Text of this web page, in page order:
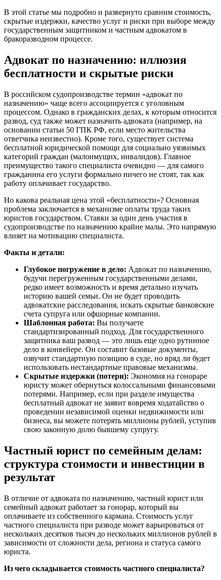
В этой статье мы подробно и развернуто сравним стоимость,
скрытые издержки, качество услуг и риски при выборе между
государственным защитником и частным адвокатом в
бракоразводном процессе.
Адвокат по назначению: иллюзия
бесплатности и скрытые риски
В российском судопроизводстве термин «адвокат по
назначению» чаще всего ассоциируется с уголовным
процессом. Однако в гражданских делах, к которым относится
развод, суд также может назначить адвоката (например, на
основании статьи 50 ГПК РФ, если место жительства
ответчика неизвестно). Кроме того, существует система
бесплатной юридической помощи для социально уязвимых
категорий граждан (малоимущих, инвалидов). Главное
преимущество такого специалиста очевидно — для самого
гражданина его услуги формально ничего не стоят, так как
работу оплачивает государство.
Но какова реальная цена этой «бесплатности»? Основная
проблема заключается в механизме оплаты труда таких
юристов государством. Ставки за один день участия в
судопроизводстве по назначению крайне малы. Это напрямую
влияет на мотивацию специалиста.
Факты и детали:
Глубокое погружение в дело: Адвокат по назначению,
будучи перегруженным государственными делами,
редко имеет возможность и время детально изучать
историю вашей семьи. Он не будет проводить
адвокатские расследования, искать скрытые банковские
счета супруга или офшорные компании.
Шаблонная работа: Вы получаете
стандартизированный подход. Для государственного
защитника ваш развод — это лишь еще одно рутинное
дело в конвейере. Он составит базовые документы,
озвучит стандартную позицию в суде, но вряд ли будет
использовать нестандартные правовые механизмы.
Скрытые издержки (потери): Экономия на гонораре
юристу может обернуться колоссальными финансовыми
потерями. Например, если при разделе имущества
бесплатный адвокат не заявит вовремя ходатайство о
проведении независимой оценки недвижимости или
бизнеса, вы можете потерять миллионы рублей, уступив
свою законную долю бывшему супругу.
Частный юрист по семейным делам:
структура стоимости и инвестиции в
результат
В отличие от адвоката по назначению, частный юрист или
семейный адвокат работает за гонорар, который вы
оплачиваете из собственного кармана. Стоимость услуг
частного специалиста при разводе может варьироваться от
нескольких десятков тысяч до нескольких миллионов рублей в
зависимости от сложности дела, региона и статуса самого
юриста.
Из чего складывается стоимость частного специалиста?